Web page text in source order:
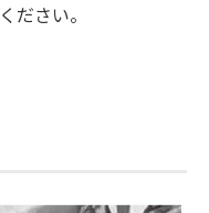
ださい。